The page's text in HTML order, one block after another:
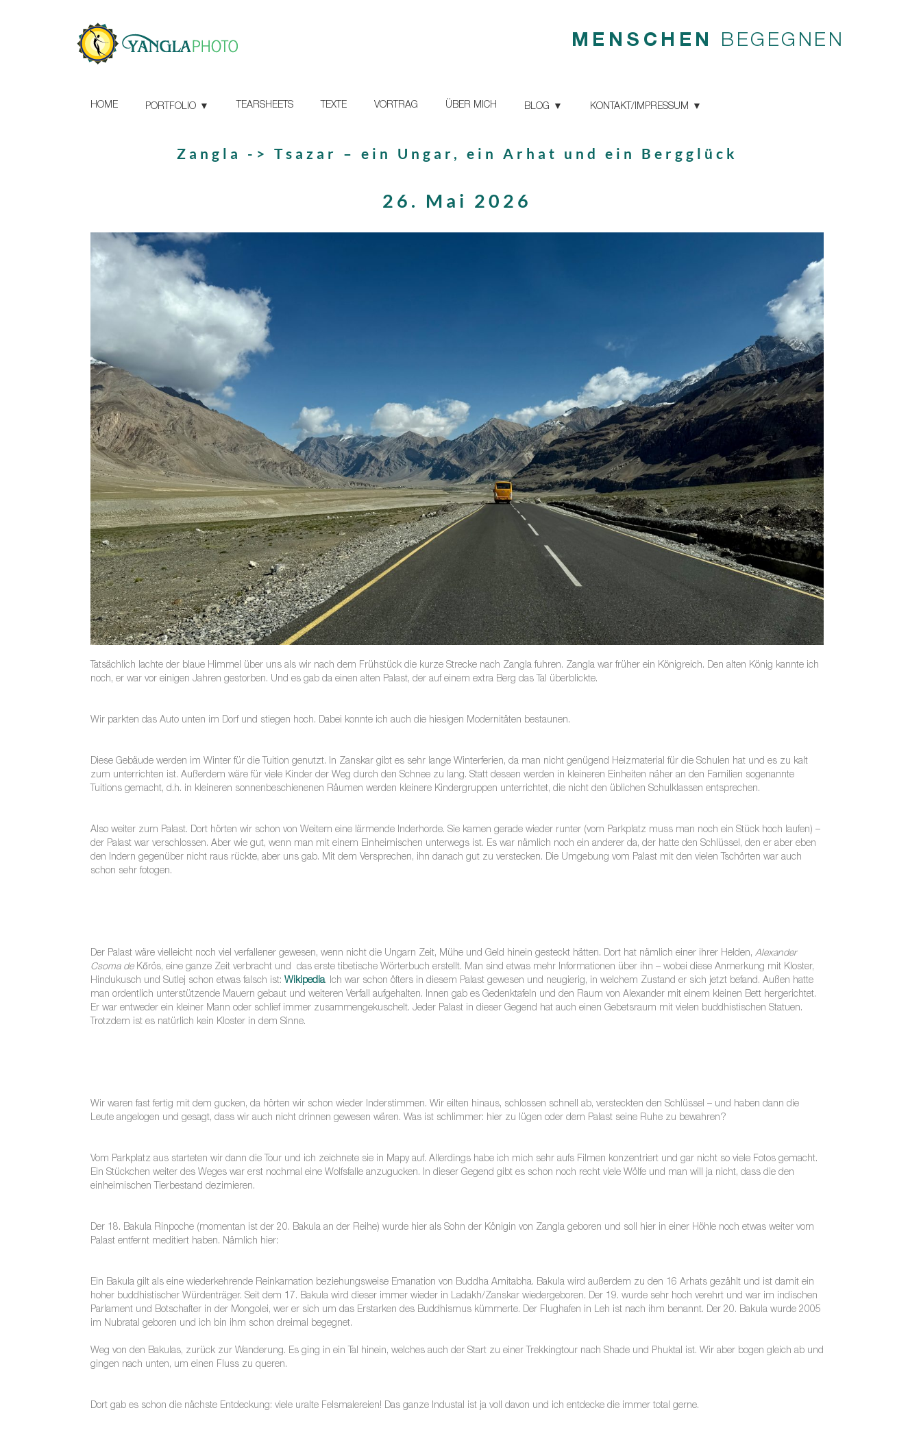
MENSCHEN BEGEGNEN
HOME PORTFOLIO TEARSHEETS TEXTE VORTRAG ÜBER MICH BLOG KONTAKT/IMPRESSUM
Zangla -> Tsazar – ein Ungar, ein Arhat und ein Bergglück
26. Mai 2026
Tatsächlich lachte der blaue Himmel über uns als wir nach dem Frühstück die kurze Strecke nach Zangla fuhren. Zangla war früher ein Königreich. Den alten König kannte ich
noch, er war vor einigen Jahren gestorben. Und es gab da einen alten Palast, der auf einem extra Berg das Tal überblickte.
Wir parkten das Auto unten im Dorf und stiegen hoch. Dabei konnte ich auch die hiesigen Modernitäten bestaunen.
Diese Gebäude werden im Winter für die Tuition genutzt. In Zanskar gibt es sehr lange Winterferien, da man nicht genügend Heizmaterial für die Schulen hat und es zu kalt
zum unterrichten ist. Außerdem wäre für viele Kinder der Weg durch den Schnee zu lang. Statt dessen werden in kleineren Einheiten näher an den Familien sogenannte
Tuitions gemacht, d.h. in kleineren sonnenbeschienenen Räumen werden kleinere Kindergruppen unterrichtet, die nicht den üblichen Schulklassen entsprechen.
Also weiter zum Palast. Dort hörten wir schon von Weitem eine lärmende Inderhorde. Sie kamen gerade wieder runter (vom Parkplatz muss man noch ein Stück hoch laufen) –
der Palast war verschlossen. Aber wie gut, wenn man mit einem Einheimischen unterwegs ist. Es war nämlich noch ein anderer da, der hatte den Schlüssel, den er aber eben
den Indern gegenüber nicht raus rückte, aber uns gab. Mit dem Versprechen, ihn danach gut zu verstecken. Die Umgebung vom Palast mit den vielen Tschörten war auch
schon sehr fotogen.
Der Palast wäre vielleicht noch viel verfallener gewesen, wenn nicht die Ungarn Zeit, Mühe und Geld hinein gesteckt hätten. Dort hat nämlich einer ihrer Helden, Alexander
Csoma deKőrös, eine ganze Zeit verbracht und das erste tibetische Wörterbuch erstellt. Man sind etwas mehr Informationen über ihn – wobei diese Anmerkung mit Kloster,
Hindukusch und Sutlej schon etwas falsch ist: Wikipedia. Ich war schon öfters in diesem Palast gewesen und neugierig, in welchem Zustand er sich jetzt befand. Außen hatte
man ordentlich unterstützende Mauern gebaut und weiteren Verfall aufgehalten. Innen gab es Gedenktafeln und den Raum von Alexander mit einem kleinen Bett hergerichtet.
Er war entweder ein kleiner Mann oder schlief immer zusammengekuschelt. Jeder Palast in dieser Gegend hat auch einen Gebetsraum mit vielen buddhistischen Statuen.
Trotzdem ist es natürlich kein Kloster in dem Sinne.
Wir waren fast fertig mit dem gucken, da hörten wir schon wieder Inderstimmen. Wir eilten hinaus, schlossen schnell ab, versteckten den Schlüssel – und haben dann die
Leute angelogen und gesagt, dass wir auch nicht drinnen gewesen wären. Was ist schlimmer: hier zu lügen oder dem Palast seine Ruhe zu bewahren?
Vom Parkplatz aus starteten wir dann die Tour und ich zeichnete sie in Mapy auf. Allerdings habe ich mich sehr aufs Filmen konzentriert und gar nicht so viele Fotos gemacht.
Ein Stückchen weiter des Weges war erst nochmal eine Wolfsfalle anzugucken. In dieser Gegend gibt es schon noch recht viele Wölfe und man will ja nicht, dass die den
einheimischen Tierbestand dezimieren.
Der 18. Bakula Rinpoche (momentan ist der 20. Bakula an der Reihe) wurde hier als Sohn der Königin von Zangla geboren und soll hier in einer Höhle noch etwas weiter vom
Palast entfernt meditiert haben. Nämlich hier:
Ein Bakula gilt als eine wiederkehrende Reinkarnation beziehungsweise Emanation von Buddha Amitabha. Bakula wird außerdem zu den 16 Arhats gezählt und ist damit ein
hoher buddhistischer Würdenträger. Seit dem 17. Bakula wird dieser immer wieder in Ladakh/Zanskar wiedergeboren. Der 19. wurde sehr hoch verehrt und war im indischen
Parlament und Botschafter in der Mongolei, wer er sich um das Erstarken des Buddhismus kümmerte. Der Flughafen in Leh ist nach ihm benannt. Der 20. Bakula wurde 2005
im Nubratal geboren und ich bin ihm schon dreimal begegnet.
Weg von den Bakulas, zurück zur Wanderung. Es ging in ein Tal hinein, welches auch der Start zu einer Trekkingtour nach Shade und Phuktal ist. Wir aber bogen gleich ab und
gingen nach unten, um einen Fluss zu queren.
Dort gab es schon die nächste Entdeckung: viele uralte Felsmalereien! Das ganze Industal ist ja voll davon und ich entdecke die immer total gerne.